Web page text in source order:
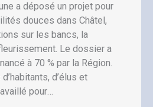
a déposé un projet pour
douces dans Châtel,
sur les bancs, la
Le dossier a
à 70 % par la Région.
d’élus et
pour…